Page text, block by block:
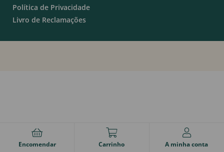
Política de Privacidade
Livro de Reclamações
Encomendar Carrinho A minha conta